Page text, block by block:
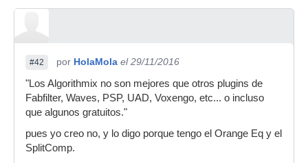
#42 por HolaMola el 29/11/2016
"Los Algorithmix no son mejores que otros plugins de
Fabfilter, Waves, PSP, UAD, Voxengo, etc... o incluso
que algunos gratuitos."
pues yo creo no, y lo digo porque tengo el Orange Eq y el
SplitComp.